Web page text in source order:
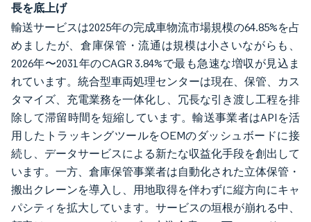
長を底上げ
輸送サービスは2025年の完成車物流市場規模の64.85%を占
めましたが、倉庫保管・流通は規模は小さいながらも、
2026年〜2031年のCAGR 3.84%で最も急速な増収が見込ま
れています。統合型車両処理センターは現在、保管、カス
タマイズ、充電業務を一体化し、冗長な引き渡し工程を排
除して滞留時間を短縮しています。輸送事業者はAPIを活
用したトラッキングツールをOEMのダッシュボードに接
続し、データサービスによる新たな収益化手段を創出して
います。一方、倉庫保管事業者は自動化された立体保管・
搬出クレーンを導入し、用地取得を伴わずに縦方向にキャ
パシティを拡大しています。サービスの垣根が崩れる中、